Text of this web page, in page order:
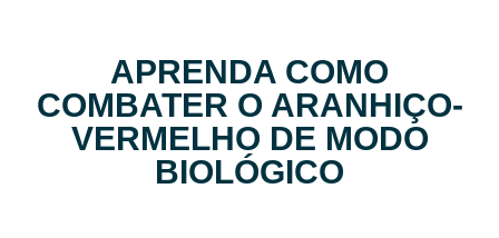
APRENDA COMO
COMBATER O ARANHIÇO-
VERMELHO DE MODO
BIOLÓGICO